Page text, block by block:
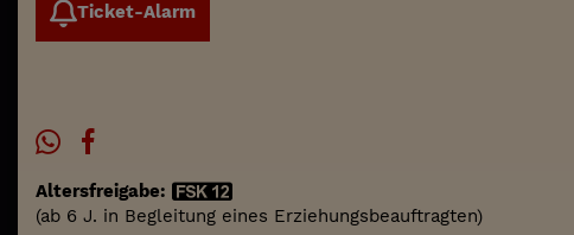
Ticket-Alarm
Altersfreigabe:
(ab 6 J. in Begleitung eines Erziehungsbeauftragten)